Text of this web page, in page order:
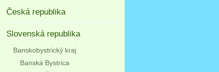
Česká republika
Slovenská republika
Banskobystrický kraj
Banská Bystrica